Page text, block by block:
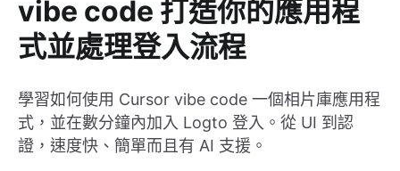
vibe code 打造你的應用程
式並處理登入流程
學習如何使用 Cursor vibe code 一個相片庫應用程
式，並在數分鐘內加入 Logto 登入。從 UI 到認
證，速度快、簡單而且有 AI 支援。